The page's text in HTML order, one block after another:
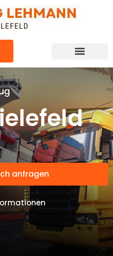
anfragen